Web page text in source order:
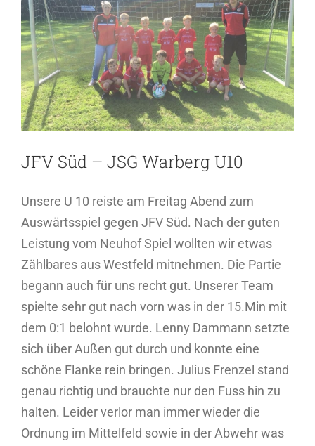
JFV Süd – JSG Warberg U10
Unsere U 10 reiste am Freitag Abend zum
Auswärtsspiel gegen JFV Süd. Nach der guten
Leistung vom Neuhof Spiel wollten wir etwas
Zählbares aus Westfeld mitnehmen. Die Partie
begann auch für uns recht gut. Unserer Team
spielte sehr gut nach vorn was in der 15.Min mit
dem 0:1 belohnt wurde. Lenny Dammann setzte
sich über Außen gut durch und konnte eine
schöne Flanke rein bringen. Julius Frenzel stand
genau richtig und brauchte nur den Fuss hin zu
halten. Leider verlor man immer wieder die
Ordnung im Mittelfeld sowie in der Abwehr was